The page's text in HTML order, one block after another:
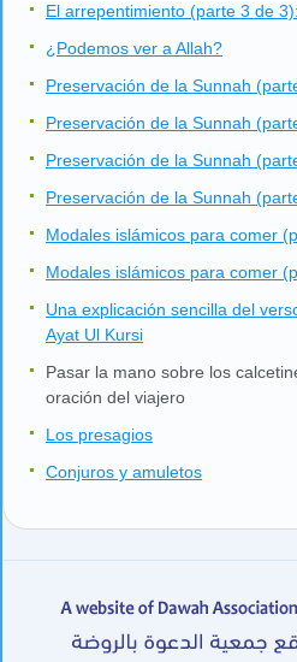
El arrepentimiento (parte 3 de
¿Podemos ver a Allah?
Preservación de la Sunnah
Preservación de la Sunnah
Preservación de la Sunnah
Preservación de la Sunnah
Modales islámicos para comer
Modales islámicos para comer
Una explicación sencilla del
Ayat Ul Kursi
Pasar la mano sobre los
oración del viajero
Los presagios
Conjuros y amuletos